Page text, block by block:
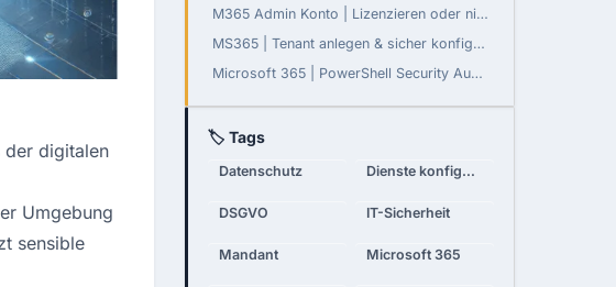
der digitalen
Umgebung
sensible
M365 Admin Konto | Lizenzieren oder nicht?
MS365 | Tenant anlegen & sicher konfigurieren
Microsoft 365 | PowerShell Security Audit - Teil 3: Daten-Governance, Compliance und Monitoring
🏷 Tags
Datenschutz Dienste konfigurieren
DSGVO IT-Sicherheit
Mandant Microsoft 365